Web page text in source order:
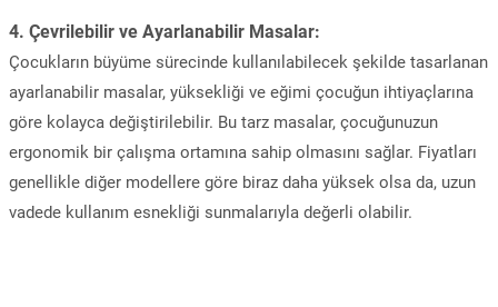
4. Çevrilebilir ve Ayarlanabilir Masalar:
Çocukların büyüme sürecinde kullanılabilecek şekilde tasarlanan
ayarlanabilir masalar, yüksekliği ve eğimi çocuğun ihtiyaçlarına
göre kolayca değiştirilebilir. Bu tarz masalar, çocuğunuzun
ergonomik bir çalışma ortamına sahip olmasını sağlar. Fiyatları
genellikle diğer modellere göre biraz daha yüksek olsa da, uzun
vadede kullanım esnekliği sunmalarıyla değerli olabilir.